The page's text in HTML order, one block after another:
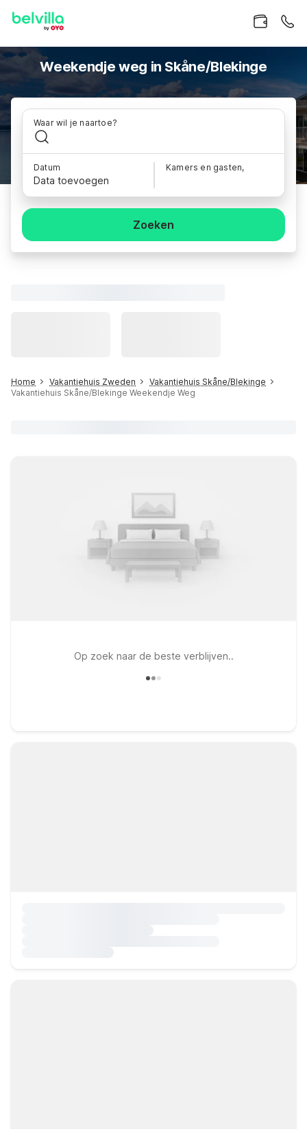
Weekendje weg in Skåne/Blekinge
Waar wil je naartoe?
Datum
Data toevoegen
Kamers en gasten,
Zoeken
Home Vakantiehuis Zweden
Vakantiehuis Skåne/Blekinge
Vakantiehuis Skåne/Blekinge Weekendje Weg
Op zoek naar de beste verblijven..